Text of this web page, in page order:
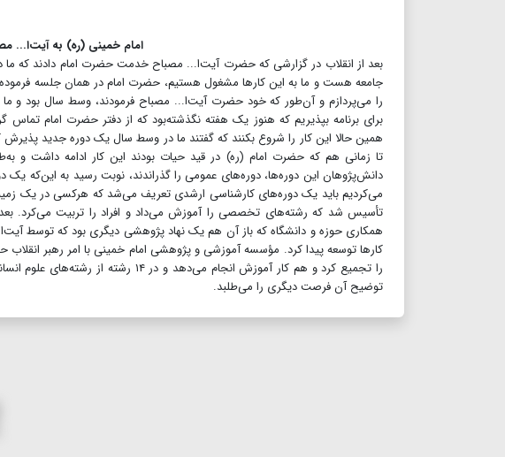
امام خمینی (ره) به آیت‌ا...
بعد از انقلاب در گزارشی که حضرت آیت‌ا... مصباح خدمت حضرت امام دادند که ما
جامعه هست و ما به این کارها مشغول هستیم، حضرت امام در همان جلسه
را می‌پردازم و آن‌طور که خود حضرت آیت‌ا... مصباح فرمودند‌، وسط سال بود و ما
برای برنامه بپذیریم که هنوز یک هفته نگذشته‌بود که از دفتر حضرت امام تماس
همین حالا این کار را شروع بکنند که گفتند ما در وسط سال یک دوره جدید
تا زمانی هم که حضرت امام (ره) در قید حیات بودند این کار ادامه داشت و
دانش‌پژوهان این دوره‌ها، دوره‌های عمومی را گذراندند، نوبت رسید به این‌که
می‌کردیم باید یک دوره‌های کارشناسی ارشدی تعریف می‌شد که هرکسی در یک زمینه
تأسیس شد که رشته‌های تخصصی را آموزش می‌داد و افراد را تربیت می‌کرد.
همکاری حوزه و دانشگاه که باز آن هم یک نهاد پژوهشی دیگری بود که توسط
کارها توسعه پیدا کرد. مؤسسه آموزشی و پژوهشی امام خمینی با امر رهبر
را تجمیع کرد و هم کار آموزش انجام
توضیح آن فرصت دیگری را می‌طلبد.